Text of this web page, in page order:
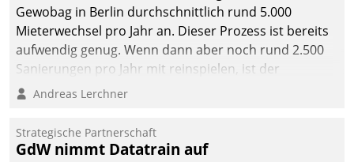
Gewobag in Berlin durchschnittlich rund 5.000
Mieterwechsel pro Jahr an. Dieser Prozess ist bereits
aufwendig genug. Wenn dann aber noch rund 2.500
Sanierungen pro Jahr mit reinspielen, ist der
Betreuungs- und Organisationsaufwand immens. Im
kommunale Wohnungsbauunternehmen daher
gemeinsam mit der Berliner Datatrain GmbH den
Andreas Lerchner
Strategische Partnerschaft
GdW nimmt Datatrain auf